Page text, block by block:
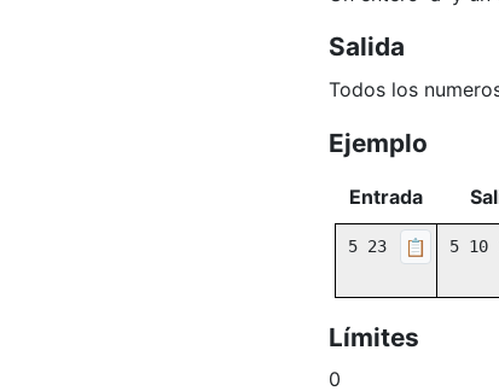
Salida
Todos los
Ejemplo
Entrada
📋
5 23 5 10
Límites
0